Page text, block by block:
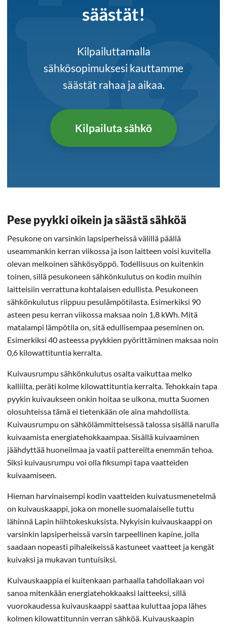
säästät!
Kilpailuttamalla
sähkösopimuksesi kauttamme
säästät rahaa ja aikaa.
Kilpailuta sähkö
Pese pyykki oikein ja säästä sähköä
Pesukone on varsinkin lapsiperheissä välillä päällä
useammankin kerran viikossa ja ison laitteen voisi kuvitella
olevan melkoinen sähkösyöppö. Todellisuus on kuitenkin
toinen, sillä pesukoneen sähkönkulutus on kodin muihin
laitteisiin verrattuna kohtalaisen edullista. Pesukoneen
sähkönkulutus riippuu pesulämpötilasta. Esimerkiksi 90
asteen pesu kerran viikossa maksaa noin 1,8 kWh. Mitä
matalampi lämpötila on, sitä edullisempaa peseminen on.
Esimerkiksi 40 asteessa pyykkien pyörittäminen maksaa noin
0,6 kilowattituntia kerralta.
Kuivausrumpu sähkönkulutus osalta vaikuttaa melko
kalliilta, peräti kolme kilowattituntia kerralta. Tehokkain tapa
pyykin kuivaukseen onkin hoitaa se ulkona, mutta Suomen
olosuhteissa tämä ei tietenkään ole aina mahdollista.
Kuivausrumpu on sähkölämmitteisessä talossa sisällä narulla
kuivaamista energiatehokkaampaa. Sisällä kuivaaminen
jäähdyttää huoneilmaa ja vaatii pattereilta enemmän tehoa.
Siksi kuivausrumpu voi olla fiksumpi tapa vaatteiden
kuivaamiseen.
Hieman harvinaisempi kodin vaatteiden kuivatusmenetelmä
on kuivauskaappi, joka on monelle suomalaiselle tuttu
lähinnä Lapin hiihtokeskuksista. Nykyisin kuivauskaappi on
varsinkin lapsiperheissä varsin tarpeellinen kapine, jolla
saadaan nopeasti pihaleikeissä kastuneet vaatteet ja kengät
kuivaksi ja mukavan tuntuisiksi.
Kuivauskaappia ei kuitenkaan parhaalla tahdollakaan voi
sanoa mitenkään energiatehokkaaksi laitteeksi, sillä
vuorokaudessa kuivauskaappi saattaa kuluttaa jopa lähes
kolmen kilowattitunnin verran sähköä. Kuivauskaapin